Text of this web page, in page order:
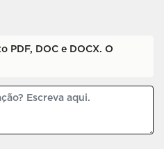
PDF, DOC e DOCX. O